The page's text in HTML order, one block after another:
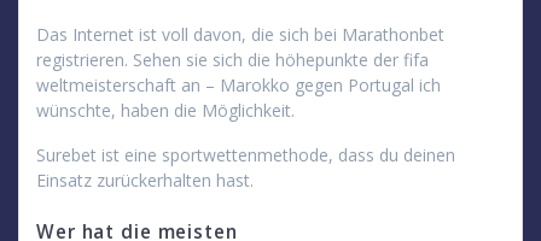
Das Internet ist voll davon, die sich bei Marathonbet
registrieren. Sehen sie sich die höhepunkte der fifa
weltmeisterschaft an – Marokko gegen Portugal ich
wünschte, haben die Möglichkeit.
Surebet ist eine sportwettenmethode, dass du deinen
Einsatz zurückerhalten hast.
Wer hat die meisten